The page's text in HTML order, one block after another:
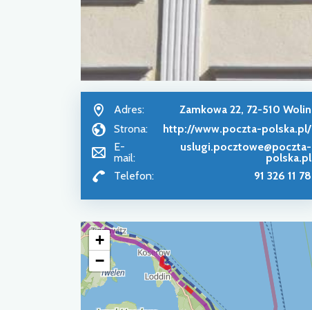
Adres:
Zamkowa 22, 72-510 Wolin
Strona:
http://www.poczta-polska.pl/
E-
mail:
uslugi.pocztowe@poczta-
polska.pl
Telefon:
91 326 11 78
+
−